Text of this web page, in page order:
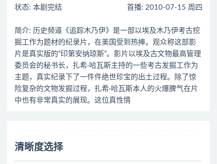
状态: 本剧完结
首播: 2010-07-15 周四
简介: 历史频道《追踪木乃伊》是一部以埃及木乃伊考古挖
掘工作为题材的纪录片，在美国受到热捧。观众称这部影
片是真实版的“印第安纳琼斯”。影片以埃及古文物最高管理
委员会的秘书长，扎希·哈瓦斯主持的一些考古发掘工作为
主题，真实纪录下了一件件绝世珍宝的出土过程。除了惊
险复杂的文物发掘过程，扎希·哈瓦斯本人的火爆脾气在片
中也有非常真实的展现。这位真性情
清晰度选择